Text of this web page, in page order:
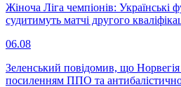
Жіноча Ліга чемпіонів: Українські
судитимуть матчі другого
06.08
Зеленський повідомив, що
посиленням ППО та